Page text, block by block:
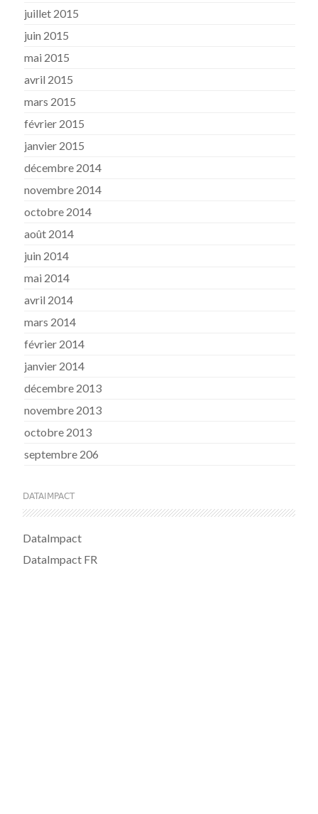
juillet 2015
juin 2015
mai 2015
avril 2015
mars 2015
février 2015
janvier 2015
décembre 2014
novembre 2014
octobre 2014
août 2014
juin 2014
mai 2014
avril 2014
mars 2014
février 2014
janvier 2014
décembre 2013
novembre 2013
octobre 2013
septembre 206
DATAIMPACT
DataImpact
DataImpact FR